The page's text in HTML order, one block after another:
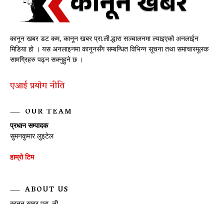
कानून खबर डट कम, कानून खबर प्रा.ली.द्धारा सञ्चालनमा ल्याइएको अनलाईन
मिडिया हो । यस अनलाइनमा कानूनसँग सम्बन्धित विभिन्न सूचना तथा समाचारमूलक
सामग्रिहरु पढ्न सक्नुहुने छ ।
एआई प्रयाेग नीति
OUR TEAM
प्रधान सम्पादक
सुमनकुमार लुइटेल
हाम्रो टिम
ABOUT US